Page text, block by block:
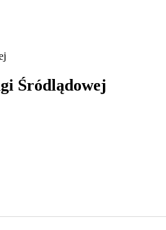
Śródlądowej